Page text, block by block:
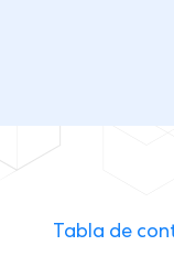
Tabla de